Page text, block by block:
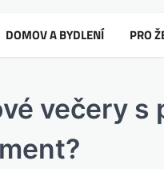
DOMOV A BYDLENÍ PRO
večery s